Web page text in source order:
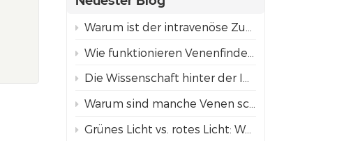
Warum ist der intravenöse Zugang bei Kindern oft schwieriger als bei Erwachsenen?
Wie funktionieren Venenfinder mittels Projektion? Die Wissenschaft hinter der NIR-Technologie
Die Wissenschaft hinter der Infrarot-Venenvisualisierungstechnologie
Warum sind manche Venen schwer zu finden?
Grünes Licht vs. rotes Licht: Welcher Projektionsmodus zur Venenfindung eignet sich am besten für unterschiedliche Hauttöne?